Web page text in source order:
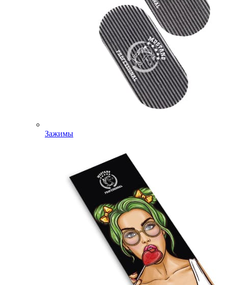
Зажимы